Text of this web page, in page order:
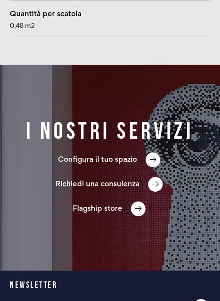
Quantità per scatola
0,48 m2
I nostri servizi
Configura il tuo spazio
Richiedi una consulenza
Flagship store
NEWSLETTER